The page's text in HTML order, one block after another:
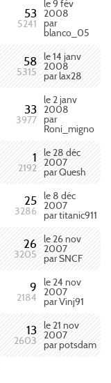
53
5241
le 9 fév
2008
par
blanco_05
58
5315
le 14 janv
2008
par lax28
33
3977
le 2 janv
2008
par
Roni_migno
1
2192
le 28 déc
2007
par Quesh
25
3286
le 8 déc
2007
par titanic911
26
3205
le 26 nov
2007
par SNCF
9
2184
le 24 nov
2007
par Vinj91
13
2603
le 21 nov
2007
par potsdam